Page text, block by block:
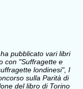
pubblicato vari libri
con "Suffragette e
londinesi", I
sulla Parità di
del libro di Torino